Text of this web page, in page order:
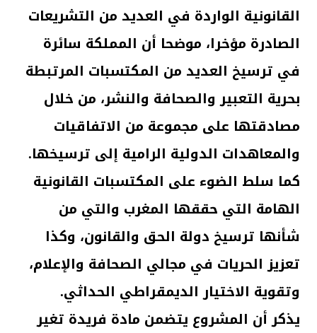
القانونية الواردة في العديد من التشريعات
الصادرة مؤخرا، موضحا أن المملكة سائرة
في ترسيخ العديد من المكتسبات المرتبطة
بحرية التعبير والصحافة والنشر، من خلال
مصادقتها على مجموعة من الاتفاقيات
والمعاهدات الدولية الرامية إلى ترسيخها.
كما سلط الضوء على المكتسبات القانونية
الهامة التي حققها المغرب والتي من
شأنها ترسيخ دولة الحق والقانون، وكذا
تعزيز الحريات في مجالي الصحافة والإعلام،
وتقوية الاختيار الديمقراطي الحداثي.
يذكر أن المشروع يتضمن مادة فريدة تغير